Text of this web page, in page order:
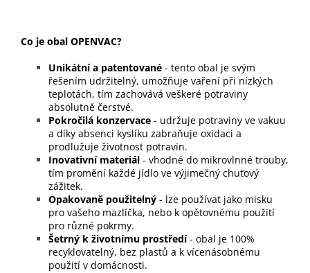
Co je obal OPENVAC?
Unikátní a patentované - tento obal je svým
řešením udržitelný, umožňuje vaření při nízkých
teplotách, tím zachovává veškeré potraviny
absolutně čerstvé.
Pokročilá konzervace - udržuje potraviny ve vakuu
a díky absenci kyslíku zabraňuje oxidaci a
prodlužuje životnost potravin.
Inovativní materiál - vhodné do mikrovlnné trouby,
tím promění každé jídlo ve výjimečný chuťový
zážitek.
Opakovaně použitelný - lze používat jako misku
pro vašeho mazlíčka, nebo k opětovnému použití
pro různé pokrmy.
Šetrný k životnímu prostředí- obal je 100%
recyklovatelný, bez plastů a k vícenásobnému
použití v domácnosti.